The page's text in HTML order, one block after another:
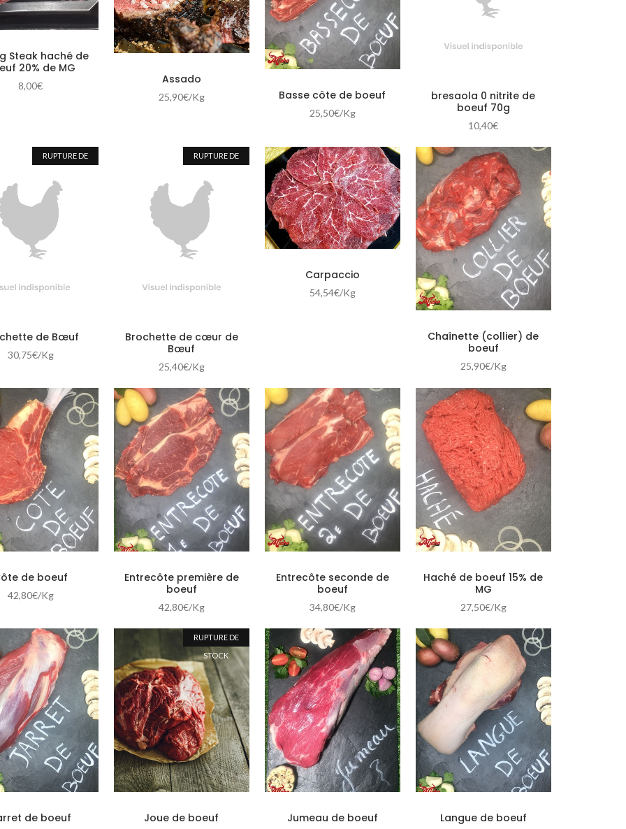
par prix : ascendant
23,00€+
Steak haché de
20% de MG
8,00€ Assado
25,90€/Kg Basse côte de boeuf
25,50€/Kg
bresaola 0 nitrite de
boeuf 70g
10,40€
RUPTURE DE
de Bœuf
30,75€/Kg
RUPTURE DE
Brochette de cœur de
Bœuf
25,40€/Kg
Carpaccio
54,54€/Kg
Chaînette (collier) de
boeuf
25,90€/Kg
de boeuf
42,80€/Kg
Entrecôte première de
boeuf
42,80€/Kg
Entrecôte seconde de
boeuf
34,80€/Kg
Haché de boeuf 15% de
MG
27,50€/Kg
de boeuf
RUPTURE DE
STOCK
Joue de boeuf Jumeau de boeuf Langue de boeuf